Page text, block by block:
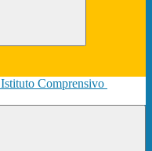
Istituto Comprensivo